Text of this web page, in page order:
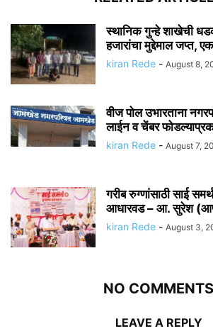
स्थानिक गुन्हे शाखेची
हजारांचा मुद्देमाल जप्त,
kiran Rede - August 8,
वीज पोल उभारताना
लाईन व चेंबर
kiran Rede - August 7,
गरीब रुग्णांसाठी साई
आधारवड – आ. सुरेश
kiran Rede - August 3,
NO COMMENTS
LEAVE A REPLY